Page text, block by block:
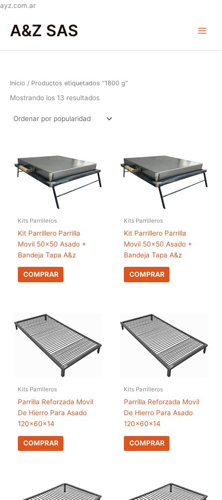
ayz.com.arIr
contenido
A&Z SAS
Menu
Inicio / Productos etiquetados “1800 g”
Mostrando los 13 resultados
Kits Parrilleros
Kit Parrillero Parrilla
Movil 50×50 Asado +
Bandeja Tapa A&z
COMPRAR
Kits Parrilleros
Kit Parrillero Parrilla
Movil 50×50 Asado +
Bandeja Tapa A&z
COMPRAR
Kits Parrilleros
Parrilla Reforzada Movil
De Hierro Para Asado
120x60x14
COMPRAR
Kits Parrilleros
Parrilla Reforzada Movil
De Hierro Para Asado
120x60x14
COMPRAR